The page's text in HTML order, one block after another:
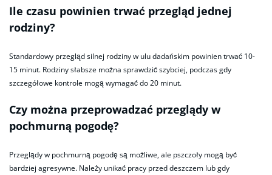
Ile czasu powinien trwać przegląd jednej
rodziny?
Standardowy przegląd silnej rodziny w ulu dadańskim powinien trwać 10-
15 minut. Rodziny słabsze można sprawdzić szybciej, podczas gdy
szczegółowe kontrole mogą wymagać do 20 minut.
Czy można przeprowadzać przeglądy w
pochmurną pogodę?
Przeglądy w pochmurną pogodę są możliwe, ale pszczoły mogą być
bardziej agresywne. Należy unikać pracy przed deszczem lub gdy